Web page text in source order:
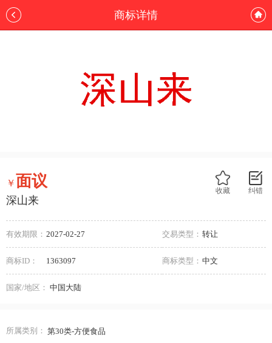
商标详情
纠错
收藏
￥面议
深山来
有效期限： 2027-02-27 交易类型： 转让
商标ID： 1363097 商标类型： 中文
国家/地区： 中国大陆
所属类别： 第30类-方便食品